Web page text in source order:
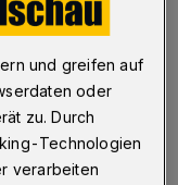
und greifen auf
oder
zu. Durch
Technologien
verarbeiten